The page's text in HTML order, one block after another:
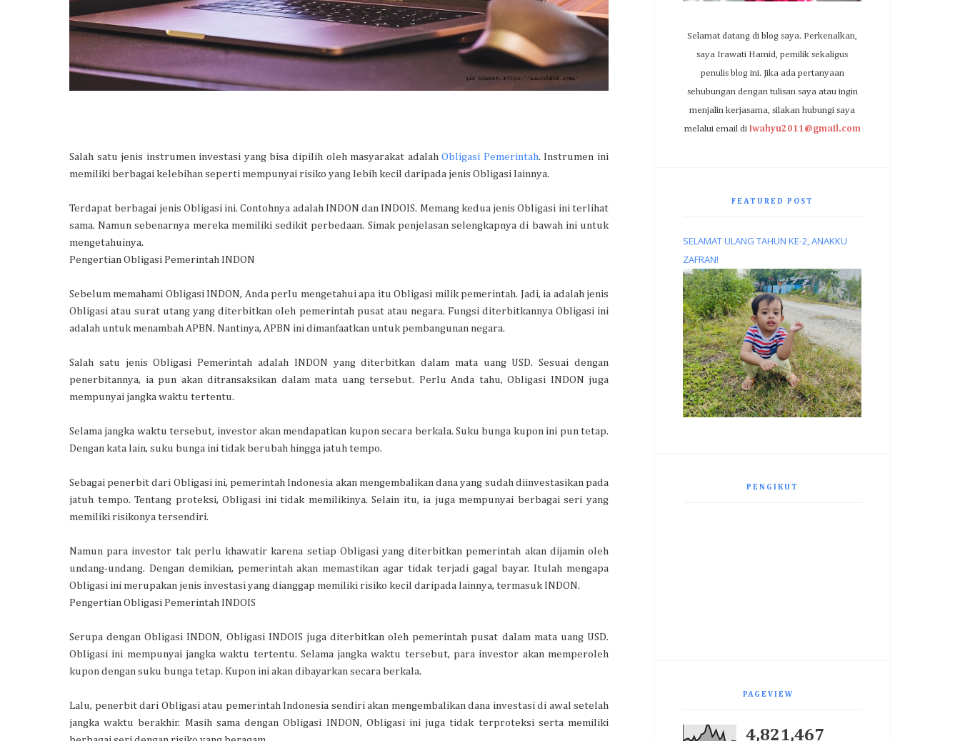
Salah satu jenis instrumen investasi yang bisa dipilih oleh masyarakat adalahObligasi Pemerintah. Instrumen ini
memiliki berbagai kelebihan seperti mempunyai risiko yang lebih kecil daripada jenis Obligasi lainnya.
Terdapat berbagai jenis Obligasi ini. Contohnya adalah INDON dan INDOIS. Memang kedua jenis Obligasi ini terlihat
sama. Namun sebenarnya mereka memiliki sedikit perbedaan. Simak penjelasan selengkapnya di bawah ini untuk
mengetahuinya.
Pengertian Obligasi Pemerintah INDON
Sebelum memahami Obligasi INDON, Anda perlu mengetahui apa itu Obligasi milik pemerintah. Jadi, ia adalah jenis
Obligasi atau surat utang yang diterbitkan oleh pemerintah pusat atau negara. Fungsi diterbitkannya Obligasi ini
adalah untuk menambah APBN. Nantinya, APBN ini dimanfaatkan untuk pembangunan negara.
Salah satu jenis Obligasi Pemerintah adalah INDON yang diterbitkan dalam mata uang USD. Sesuai dengan
penerbitannya, ia pun akan ditransaksikan dalam mata uang tersebut. Perlu Anda tahu, Obligasi INDON juga
mempunyai jangka waktu tertentu.
Selama jangka waktu tersebut, investor akan mendapatkan kupon secara berkala. Suku bunga kupon ini pun tetap.
Dengan kata lain, suku bunga ini tidak berubah hingga jatuh tempo.
Sebagai penerbit dari Obligasi ini, pemerintah Indonesia akan mengembalikan dana yang sudah diinvestasikan pada
jatuh tempo. Tentang proteksi, Obligasi ini tidak memilikinya. Selain itu, ia juga mempunyai berbagai seri yang
memiliki risikonya tersendiri.
Namun para investor tak perlu khawatir karena setiap Obligasi yang diterbitkan pemerintah akan dijamin oleh
undang-undang. Dengan demikian, pemerintah akan memastikan agar tidak terjadi gagal bayar. Itulah mengapa
Obligasi ini merupakan jenis investasi yang dianggap memiliki risiko kecil daripada lainnya, termasuk INDON.
Pengertian Obligasi Pemerintah INDOIS
Serupa dengan Obligasi INDON, Obligasi INDOIS juga diterbitkan oleh pemerintah pusat dalam mata uang USD.
Obligasi ini mempunyai jangka waktu tertentu. Selama jangka waktu tersebut, para investor akan memperoleh
kupon dengan suku bunga tetap. Kupon ini akan dibayarkan secara berkala.
Lalu, penerbit dari Obligasi atau pemerintah Indonesia sendiri akan mengembalikan dana investasi di awal setelah
jangka waktu berakhir. Masih sama dengan Obligasi INDON, Obligasi ini juga tidak terproteksi serta memiliki
Selamat datang di blog saya. Perkenalkan,
saya Irawati Hamid, pemilik sekaligus
penulis blog ini. Jika ada pertanyaan
sehubungan dengan tulisan saya atau ingin
menjalin kerjasama, silakan hubungi saya
melalui email di iwahyu2011@gmail.com
FEATURED POST
SELAMAT ULANG TAHUN KE-2, ANAKKU
ZAFRAN!
PENGIKUT
PAGEVIEW
4,821,467